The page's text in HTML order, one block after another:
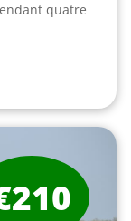
quatre